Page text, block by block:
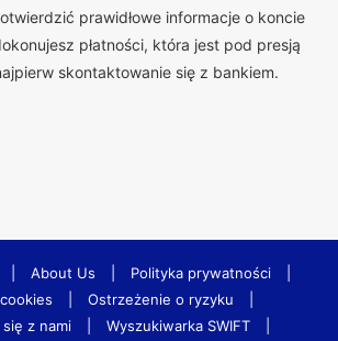
prawidłowe informacje o koncie
płatności, która jest pod presją
skontaktowanie się z bankiem.
About Us Polityka prywatności
Ostrzeżenie o ryzyku
z nami
Wyszukiwarka SWIFT